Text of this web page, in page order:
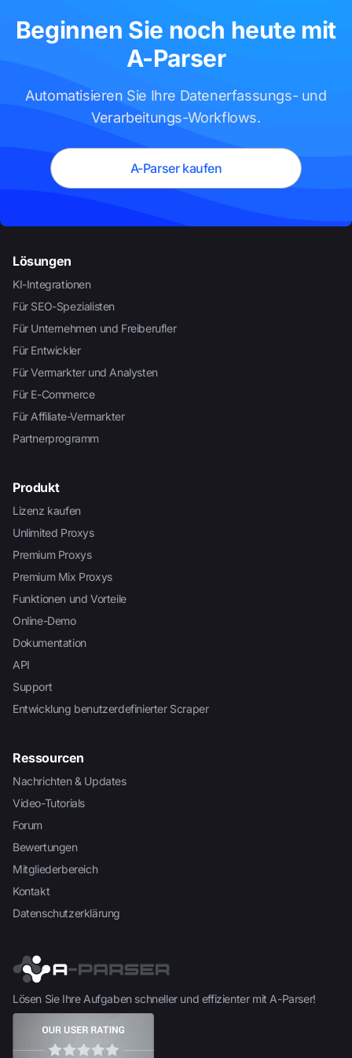
Beginnen Sie noch heute mit
A-Parser
Automatisieren Sie Ihre Datenerfassungs- und
Verarbeitungs-Workflows.
A-Parser kaufen
Lösungen
KI-Integrationen
Für SEO-Spezialisten
Für Unternehmen und Freiberufler
Für Entwickler
Für Vermarkter und Analysten
Für E-Commerce
Für Affiliate-Vermarkter
Partnerprogramm
Produkt
Lizenz kaufen
Unlimited Proxys
Premium Proxys
Premium Mix Proxys
Funktionen und Vorteile
Online-Demo
Dokumentation
API
Support
Entwicklung benutzerdefinierter Scraper
Ressourcen
Nachrichten & Updates
Video-Tutorials
Forum
Bewertungen
Mitgliederbereich
Kontakt
Datenschutzerklärung
Lösen Sie Ihre Aufgaben schneller und effizienter mit A-Parser!